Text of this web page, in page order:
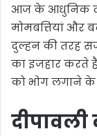
आज के आधुनिक
मोमबत्तियां
दुल्हन की तरह
का इजहार करते
को भोग लगाने के
दीपावली